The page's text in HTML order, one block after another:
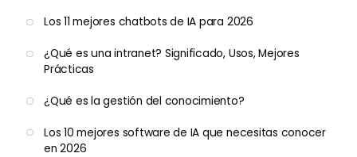
Los 11 mejores chatbots de IA para 2026
¿Qué es una intranet? Significado, Usos, Mejores
Prácticas
¿Qué es la gestión del conocimiento?
Los 10 mejores software de IA que necesitas conocer
en 2026